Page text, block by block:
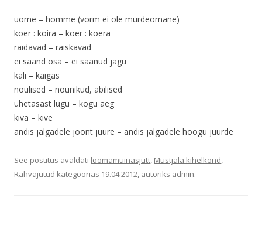
uome – homme (vorm ei ole murdeomane)
koer : koira – koer : koera
raidavad – raiskavad
ei saand osa – ei saanud jagu
kali – kaigas
nöulised – nõunikud, abilised
ühetasast lugu – kogu aeg
kiva – kive
andis jalgadele joont juure – andis jalgadele hoogu juurde
See postitus avaldati loomamuinasjutt, Mustjala kihelkond,
Rahvajutud kategoorias 19.04.2012, autoriks admin.